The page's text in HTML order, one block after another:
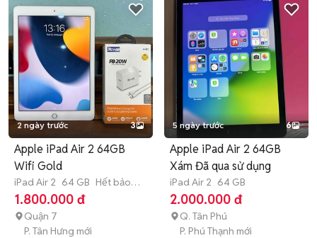
2 ngày trước 3
Apple iPad Air 2 64GB
Wifi Gold
iPad Air 2 64 GB Hết bảo
hành
1.800.000 đ
Quận 7
P. Tân Hưng mới
5 ngày trước 6
Apple iPad Air 2 64GB
Xám Đã qua sử dụng
iPad Air 2 64 GB
2.000.000 đ
Q. Tân Phú
P. Phú Thạnh mới